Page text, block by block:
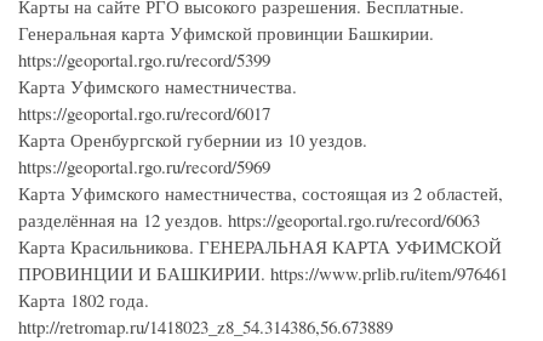
Карты на сайте РГО высокого разрешения. Бесплатные.
Генеральная карта Уфимской провинции Башкирии.
https://geoportal.rgo.ru/record/5399
Карта Уфимского наместничества.
https://geoportal.rgo.ru/record/6017
Карта Оренбургской губернии из 10 уездов.
https://geoportal.rgo.ru/record/5969
Карта Уфимского наместничества, состоящая из 2 областей,
разделённая на 12 уездов. https://geoportal.rgo.ru/record/6063
Карта Красильникова. ГЕНЕРАЛЬНАЯ КАРТА УФИМСКОЙ
ПРОВИНЦИИ И БАШКИРИИ. https://www.prlib.ru/item/976461
Карта 1802 года.
http://retromap.ru/1418023_z8_54.314386,56.673889